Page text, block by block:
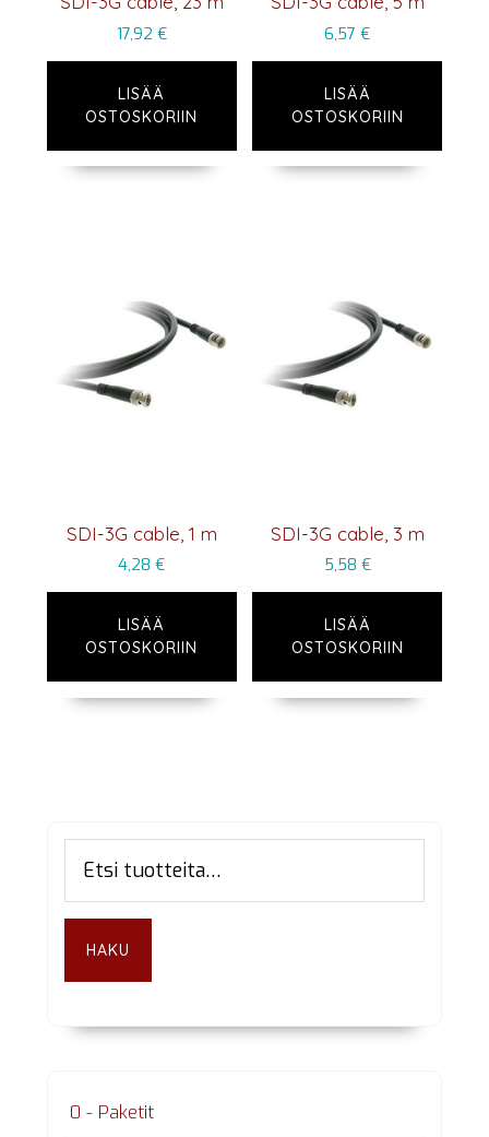
17,92 €
LISÄÄ
OSTOSKORIIN
6,57€
LISÄÄ
OSTOSKORIIN
SDI-3G cable, 1 m
4,28€
LISÄÄ
OSTOSKORIIN
SDI-3G cable, 3 m
5,58 €
LISÄÄ
OSTOSKORIIN
Ensisijainen
sivupalkki
HAKU
0 - Paketit